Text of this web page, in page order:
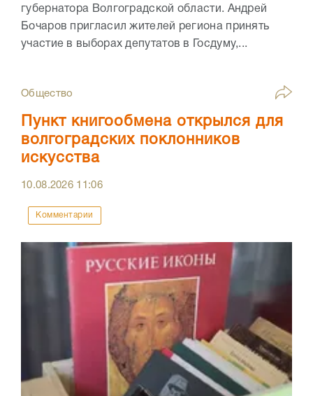
губернатора Волгоградской области. Андрей
Бочаров пригласил жителей региона принять
участие в выборах депутатов в Госдуму,...
Общество
Пункт книгообмена открылся для
волгоградских поклонников
искусства
10.08.2026 11:06
Комментарии